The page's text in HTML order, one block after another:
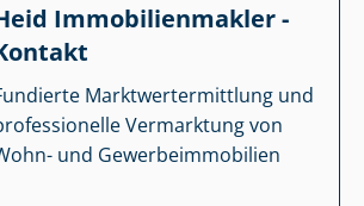
Im­mo­bi­li­en­mak­ler -
Markt­wert­ermitt­lung und
Vermarktung von
und Ge­wer­be­im­mo­bi­li­en